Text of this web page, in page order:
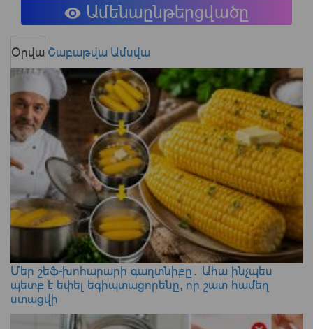
Ամենաընթերցվածը
Օրվա Շաբաթվա Ամսվա
Մեր շեֆ-խոհարարի գաղտնիքը․ Ահա ինչպես
պետք է եփել եգիպտացորենը, որ շատ համեղ
ստացվի